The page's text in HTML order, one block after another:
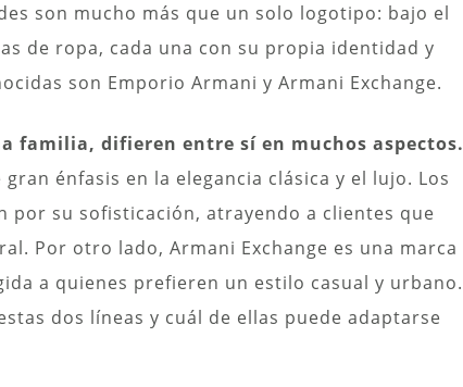
son mucho más que un solo logotipo: bajo el
de ropa, cada una con su propia identidad y
son Emporio Armani y Armani Exchange.
familia, difieren entre sí en muchos aspectos.
énfasis en la elegancia clásica y el lujo. Los
por su sofisticación, atrayendo a clientes que
Por otro lado, Armani Exchange es una marca
a quienes prefieren un estilo casual y urbano.
dos líneas y cuál de ellas puede adaptarse